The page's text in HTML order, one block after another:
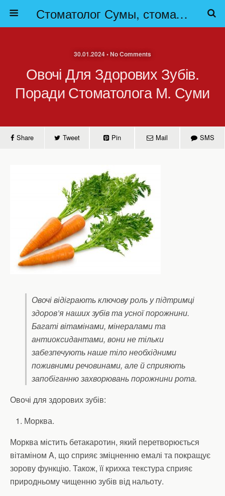
Стоматолог Сумы, стоматологические клиники Сумы, детская стоматология в Сумах. | Частная стоматология Сумы
30.01.2024 • No Comments
Овочі Для Здорових Зубів.
Поради Стоматолога М. Суми
Share Tweet Pin Mail SMS
Овочі відіграють ключову роль у підтримці
здоров’я наших зубів та усної порожнини.
Багаті вітамінами, мінералами та
антиоксидантами, вони не тільки
забезпечують наше тіло необхідними
поживними речовинами, але й сприяють
запобіганню захворювань порожнини рота.
Овочі для здорових зубів:
Морква.
Морква містить бетакаротин, який перетворюється
вітаміном A, що сприяє зміцненню емалі та покращує
зорову функцію. Також, її крихка текстура сприяє
природньому чищенню зубів від нальоту.